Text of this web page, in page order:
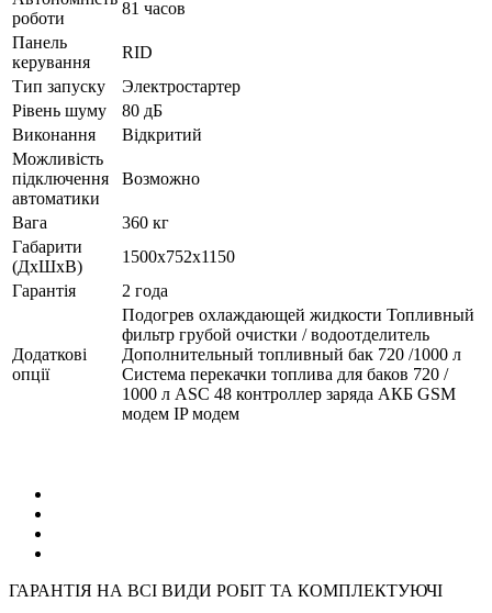
роботи
81 часов
Панель
керування
RID
Тип запуску
Электростартер
Рівень шуму
80 дБ
Виконання
Відкритий
Можливість
підключення
автоматики
Возможно
Вага
360 кг
Габарити
(ДхШхВ)
1500x752x1150
Гарантія
2 года
Додаткові
опції
Подогрев охлаждающей жидкости Топливный
фильтр грубой очистки / водоотделитель
Дополнительный топливный бак 720 /1000 л
Система перекачки топлива для баков 720 /
1000 л ASC 48 контроллер заряда АКБ GSM
модем IP модем
ГАРАНТІЯ НА ВСІ ВИДИ РОБІТ ТА КОМПЛЕКТУЮЧІ